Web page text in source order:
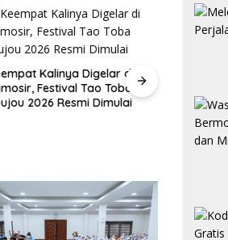
Kalinya Digelar di
Festival Tao Toba
2026 Resmi Dimulai
Bedah
Sofyan